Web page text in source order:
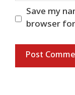
Save my
browser